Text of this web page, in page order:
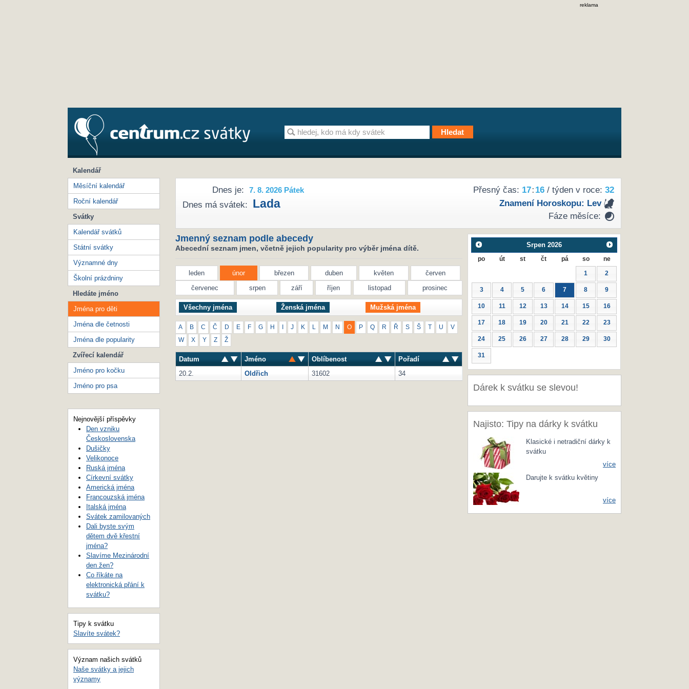
reklama
Přesný čas: 17 16/ týden v roce: 32
Znamení Horoskopu: Lev
Fáze měsíce:
Dnes je: 7. 8. 2026 Pátek
Dnes má svátek: Lada
Jmenný seznam podle abecedy
Abecední seznam jmen, včetně jejich popularity pro výběr jména dítě.
leden únor březen duben květen
červen
červenec
srpen září říjen listopad prosinec
Všechny jména Ženská jména Mužská jména
A B C Č D E F G H J K M N O P Q R Ř S Š U V
W X Y Z Ž
Datum Jméno Oblíbenost
Pořadí
20.2.
Oldřich 31602 34
Srpen 2026
po út st čt pá so ne
1 2
3 4 5 6 7 8 9
10 11 12 13 14 15 16
17 18 19 20 21 22 23
24 25 26 27 28 29 30
31
Dárek k svátku se slevou!
Najisto: Tipy na dárky k svátku
Klasické i netradiční dárky k
svátku
více
Darujte k svátku květiny
více
Kalendář
Měsíční kalendář
Roční kalendář
Svátky
Kalendář svátků
Státní svátky
Významné dny
Školní prázdniny
Hledáte jméno
Jména pro děti
Jména dle četnosti
Jména dle popularity
Zvířecí kalendář
Jméno pro kočku
Jméno pro psa
Nejnovější příspěvky
Den vzniku
Československa
Dušičky
Velikonoce
Ruská jména
Církevní svátky
Americká jména
Francouzská jména
Italská jména
Svátek zamilovaných
Dali byste svým
dětem dvě křestní
jména?
Slavíme Mezinárodní
den žen?
Co říkáte na
elektronická přání k
svátku?
Tipy k svátku
Slavíte svátek?
Význam našich svátků
Naše svátky a jejich
významy